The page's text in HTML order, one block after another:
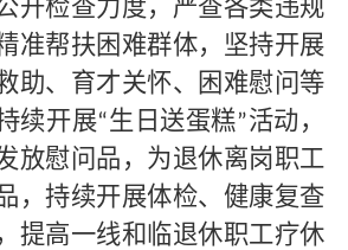
开检查力度，严查各类违规
准帮扶困难群体，坚持开展
助、育才关怀、困难慰问等
续开展“生日送蛋糕”活动，
放慰问品，为退休离岗职工
，持续开展体检、健康复查
提高一线和临退休职工疗休